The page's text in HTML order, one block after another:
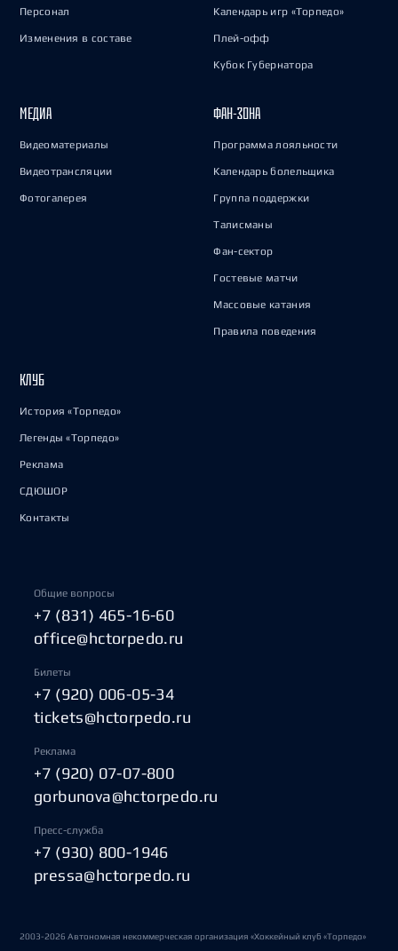
Персонал
Изменения в составе
Календарь игр «Торпедо»
Плей-офф
Кубок Губернатора
МЕДИА
Видеоматериалы
Видеотрансляции
Фотогалерея
ФАН-ЗОНА
Программа лояльности
Календарь болельщика
Группа поддержки
Талисманы
Фан-сектор
Гостевые матчи
Массовые катания
Правила поведения
КЛУБ
История «Торпедо»
Легенды «Торпедо»
Реклама
СДЮШОР
Контакты
Общие вопросы
+7 (831) 465-16-60
office@hctorpedo.ru
Билеты
+7 (920) 006-05-34
tickets@hctorpedo.ru
Реклама
+7 (920) 07-07-800
gorbunova@hctorpedo.ru
Пресс-служба
+7 (930) 800-1946
pressa@hctorpedo.ru
2003-2026 Автономная некоммерческая организация «Хоккейный клуб «Торпедо»